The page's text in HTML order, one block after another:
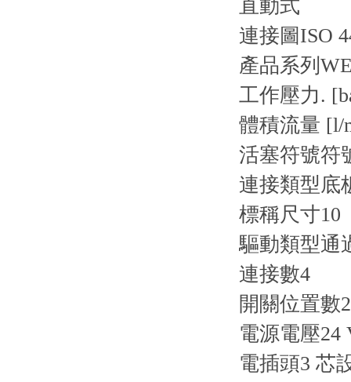
直動式
連接圖ISO
產品系列
工作壓力.
體積流量 [l/
活塞符號符
連接類型底
標稱尺寸10
驅動類型通
連接數4
開關位置數2
電源電壓24
電插頭3 芯